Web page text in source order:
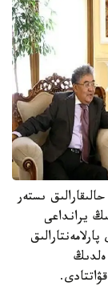
ىستەر
يرانداعى
ەلدىڭ